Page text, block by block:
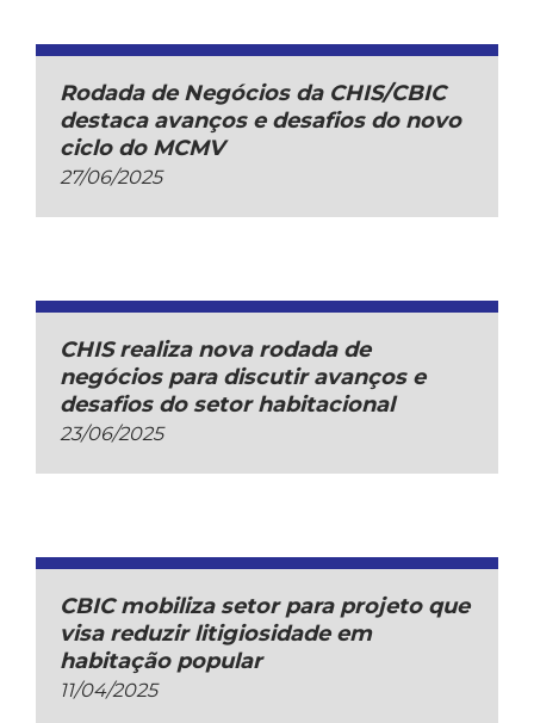
Rodada de Negócios da CHIS/CBIC
destaca avanços e desafios do novo
ciclo do MCMV
27/06/2025
CHIS realiza nova rodada de
negócios para discutir avanços e
desafios do setor habitacional
23/06/2025
CBIC mobiliza setor para projeto que
visa reduzir litigiosidade em
habitação popular
11/04/2025